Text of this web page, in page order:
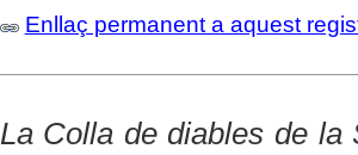
Enllaç permanent a aquest
La Colla de diables de la